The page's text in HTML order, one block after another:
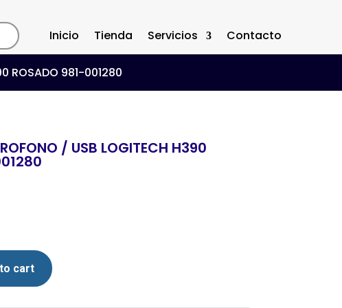
Inicio Tienda Servicios Contacto
ROSADO 981-001280
/ USB LOGITECH H390
cart